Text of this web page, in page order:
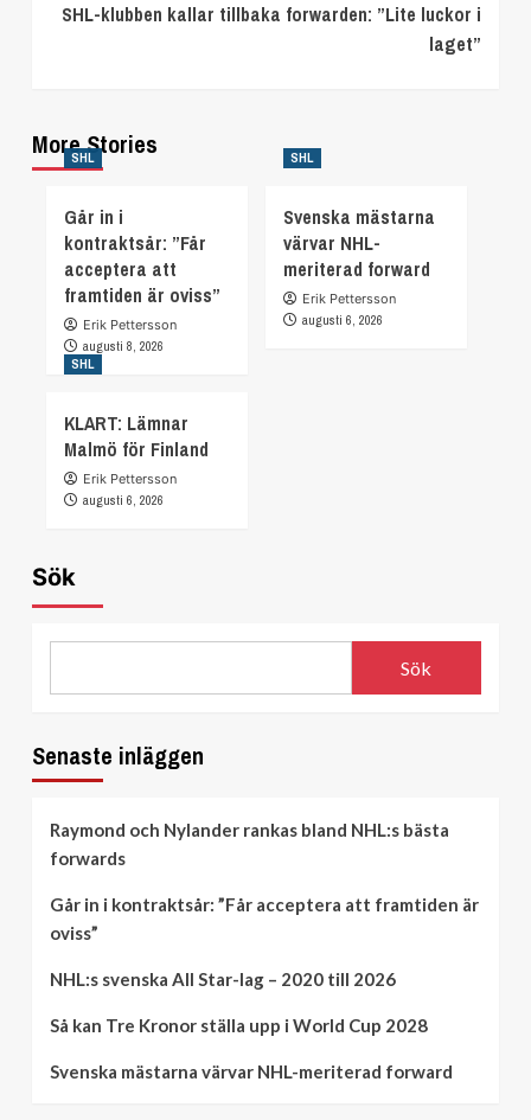
SHL-klubben kallar tillbaka forwarden: ”Lite luckor i
laget”
More Stories
SHL
Går in i
kontraktsår: ”Får
acceptera att
framtiden är oviss”
Erik Pettersson
augusti 8, 2026
SHL
Svenska mästarna
värvar NHL-
meriterad forward
Erik Pettersson
augusti 6, 2026
SHL
KLART: Lämnar
Malmö för Finland
Erik Pettersson
augusti 6, 2026
Sök
Sök
Senaste inläggen
Raymond och Nylander rankas bland NHL:s bästa
forwards
Går in i kontraktsår: ”Får acceptera att framtiden är
oviss”
NHL:s svenska All Star-lag – 2020 till 2026
Så kan Tre Kronor ställa upp i World Cup 2028
Svenska mästarna värvar NHL-meriterad forward